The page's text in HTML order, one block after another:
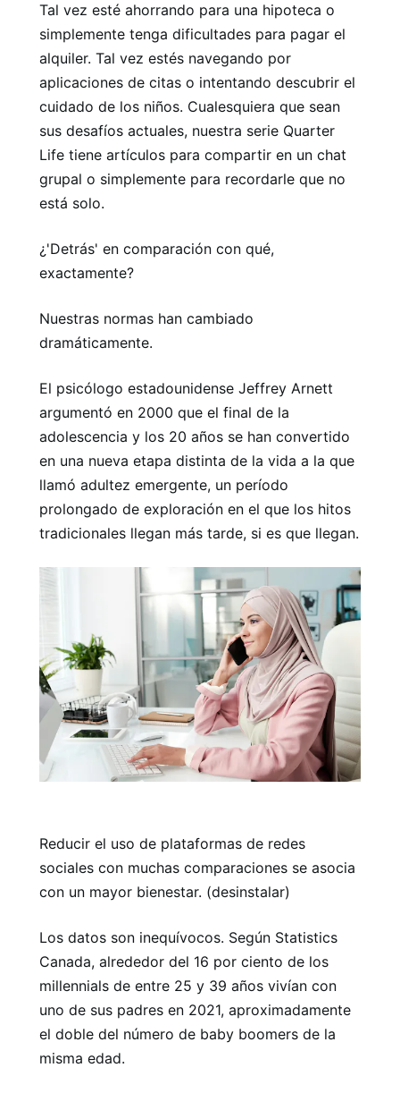
Tal vez esté ahorrando para una hipoteca o
simplemente tenga dificultades para pagar el
alquiler. Tal vez estés navegando por
aplicaciones de citas o intentando descubrir el
cuidado de los niños. Cualesquiera que sean
sus desafíos actuales, nuestra serie Quarter
Life tiene artículos para compartir en un chat
grupal o simplemente para recordarle que no
está solo.
¿'Detrás' en comparación con qué,
exactamente?
Nuestras normas han cambiado
dramáticamente.
El psicólogo estadounidense Jeffrey Arnett
argumentó en 2000 que el final de la
adolescencia y los 20 años se han convertido
en una nueva etapa distinta de la vida a la que
llamó adultez emergente, un período
prolongado de exploración en el que los hitos
tradicionales llegan más tarde, si es que llegan.
Reducir el uso de plataformas de redes
sociales con muchas comparaciones se asocia
con un mayor bienestar. (desinstalar)
Los datos son inequívocos. Según Statistics
Canada, alrededor del 16 por ciento de los
millennials de entre 25 y 39 años vivían con
uno de sus padres en 2021, aproximadamente
el doble del número de baby boomers de la
misma edad.